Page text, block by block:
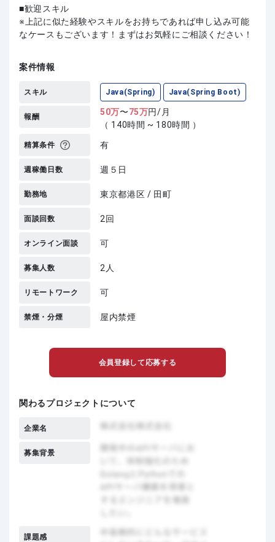
歓迎スキル
上記に似た経験やスキルをお持ちであれば申し込み可能
なケースもございます！まずはお気軽にご相談ください！
案件情報
スキル Java(Spring) Java(Spring Boot)
報酬 50万〜75万円/月
（ 140時間 ~ 180時間 ）
精算条件 有
週稼働日数 週５日
勤務地 東京都港区 / 田町
面談回数 2回
オンライン面談 可
募集人数 2人
リモートワーク 可
禁煙・分煙 屋内禁煙
会員登録して応募する
関わるプロジェクトについて
企業名
募集背景
課題感